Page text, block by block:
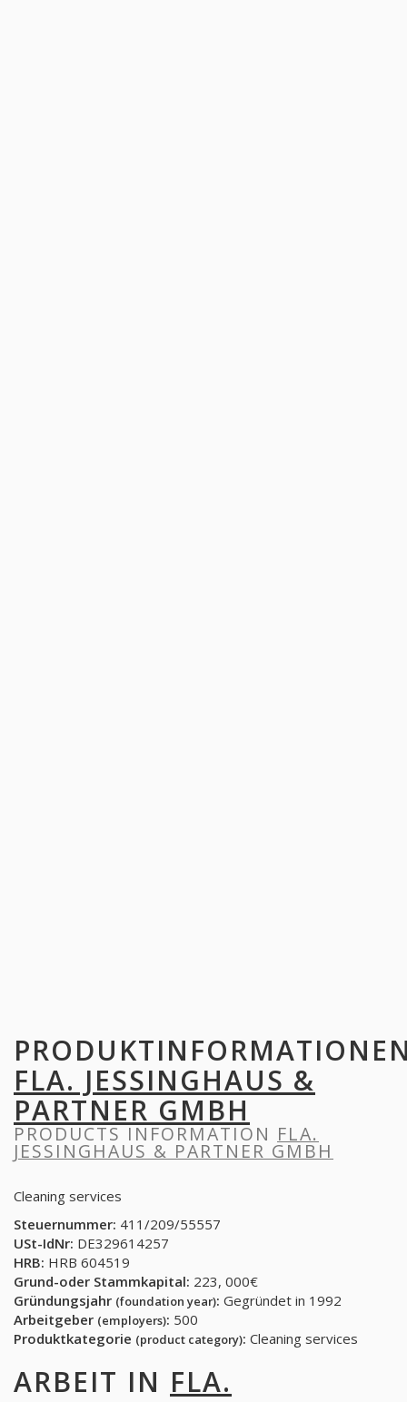
FLA. JESSINGHAUS &
PARTNER GMBH
PRODUCTS INFORMATION FLA.
JESSINGHAUS & PARTNER GMBH
Cleaning services
Steuernummer: 411/209/55557
USt-IdNr: DE329614257
HRB: HRB 604519
Grund-oder Stammkapital: 223, 000€
Gründungsjahr (foundation year): Gegründet in 1992
Arbeitgeber (employers): 500
Produktkategorie (product category): Cleaning services
ARBEIT IN FLA.